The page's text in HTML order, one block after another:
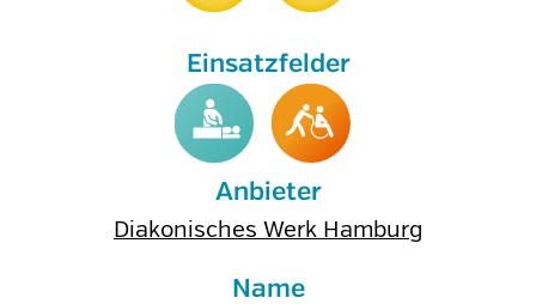
Anbieter
Diakonisches Werk Hamburg
Name